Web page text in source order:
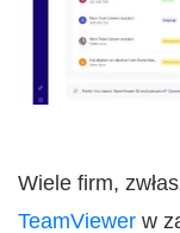
Wiele firm,
TeamViewer w